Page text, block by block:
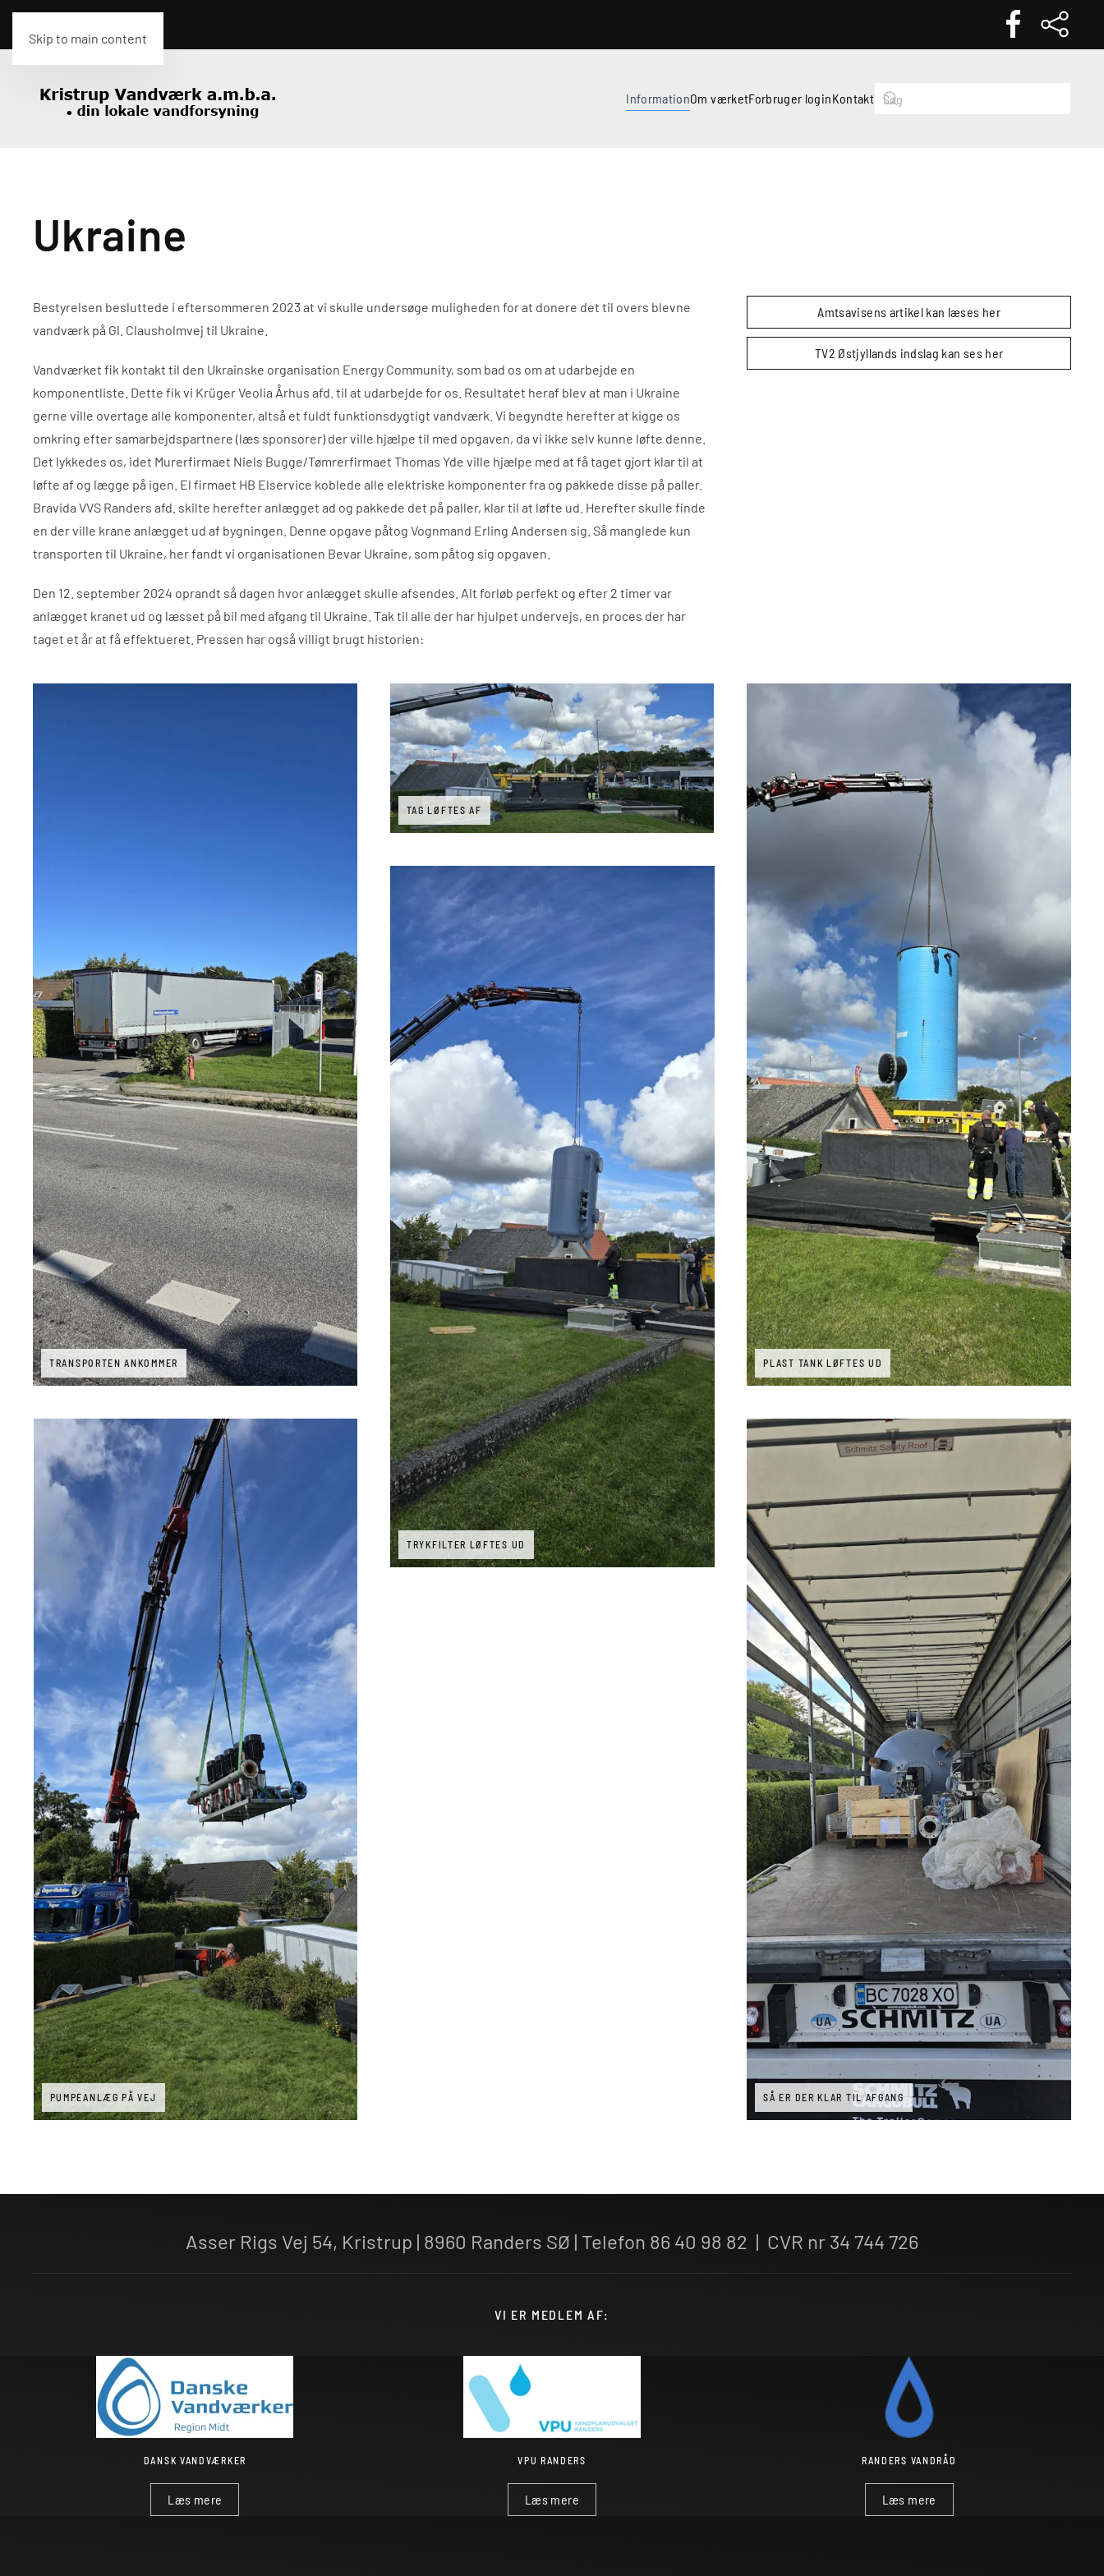
Skip to main content
InformationOm værketForbruger loginKontakt
Ukraine
Bestyrelsen besluttede i eftersommeren 2023 at vi skulle undersøge muligheden for at donere det til overs blevne
vandværk på Gl. Clausholmvej til Ukraine.
Vandværket fik kontakt til den Ukrainske organisation Energy Community, som bad os om at udarbejde en
komponentliste. Dette fik vi Krüger Veolia Århus afd. til at udarbejde for os. Resultatet heraf blev at man i Ukraine
gerne ville overtage alle komponenter, altså et fuldt funktionsdygtigt vandværk. Vi begyndte herefter at kigge os
omkring efter samarbejdspartnere (læs sponsorer) der ville hjælpe til med opgaven, da vi ikke selv kunne løfte denne.
Det lykkedes os, idet Murerfirmaet Niels Bugge/Tømrerfirmaet Thomas Yde ville hjælpe med at få taget gjort klar til at
løfte af og lægge på igen. El firmaet HB Elservice koblede alle elektriske komponenter fra og pakkede disse på paller.
Bravida VVS Randers afd. skilte herefter anlægget ad og pakkede det på paller, klar til at løfte ud. Herefter skulle finde
en der ville krane anlægget ud af bygningen. Denne opgave påtog Vognmand Erling Andersen sig. Så manglede kun
transporten til Ukraine, her fandt vi organisationen Bevar Ukraine, som påtog sig opgaven.
Den 12. september 2024 oprandt så dagen hvor anlægget skulle afsendes. Alt forløb perfekt og efter 2 timer var
anlægget kranet ud og læsset på bil med afgang til Ukraine. Tak til alle der har hjulpet undervejs, en proces der har
taget et år at få effektueret. Pressen har også villigt brugt historien:
Amtsavisens artikel kan læses her
TV2 Østjyllands indslag kan ses her
TRANSPORTEN ANKOMMER
TAG LØFTES AF
PLAST TANK LØFTES UD
TRYKFILTER LØFTES UD
PUMPEANLÆG PÅ VEJ SÅ ER DER KLAR TIL AFGANG
Asser Rigs Vej 54, Kristrup | 8960 Randers SØ | Telefon 86 40 98 82 | CVR nr 34 744 726
VI ER MEDLEM AF:
DANSK VANDVÆRKER
Læs mere
VPU RANDERS
Læs mere
RANDERS VANDRÅD
Læs mere